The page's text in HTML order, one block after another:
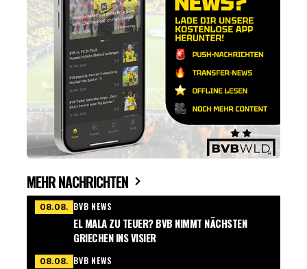
MEHR NACHRICHTEN
08.08. BVB NEWS
EL MALA ZU TEUER? BVB NIMMT NÄCHSTEN
GRIECHEN INS VISIER
08.08. BVB NEWS